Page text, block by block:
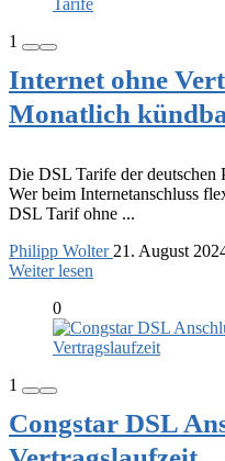
1
Internet ohne
Monatlich
Die DSL Tarife der deutschen
Wer beim Internetanschluss
DSL Tarif ohne ...
Philipp Wolter 21. August
Weiter lesen
0
1
Congstar DSL